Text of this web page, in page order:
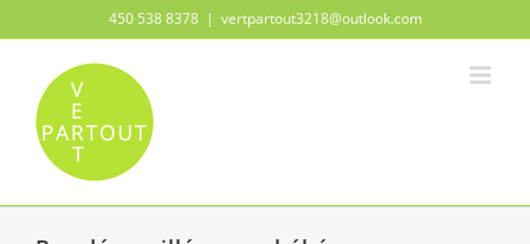
contenu
450 538 8378 | vertpartout3218@outlook.com